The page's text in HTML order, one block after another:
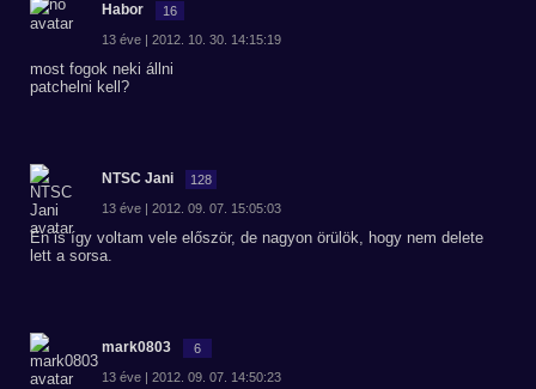
Habor 16
13 éve | 2012. 10. 30. 14:15:19
most fogok neki állni
patchelni kell?
NTSC Jani 128
13 éve | 2012. 09. 07. 15:05:03
Én is így voltam vele először, de nagyon örülök, hogy nem delete
lett a sorsa.
mark0803 6
13 éve | 2012. 09. 07. 14:50:23